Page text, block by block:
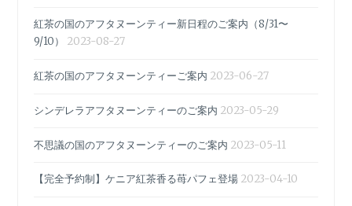
紅茶の国のアフタヌーンティー新日程のご案内（8/31〜
9/10）
2023-08-27
紅茶の国のアフタヌーンティーご案内 2023-06-27
シンデレラアフタヌーンティーのご案内 2023-05-29
不思議の国のアフタヌーンティーのご案内 2023-05-11
【完全予約制】ケニア紅茶香る苺パフェ登場 2023-04-10